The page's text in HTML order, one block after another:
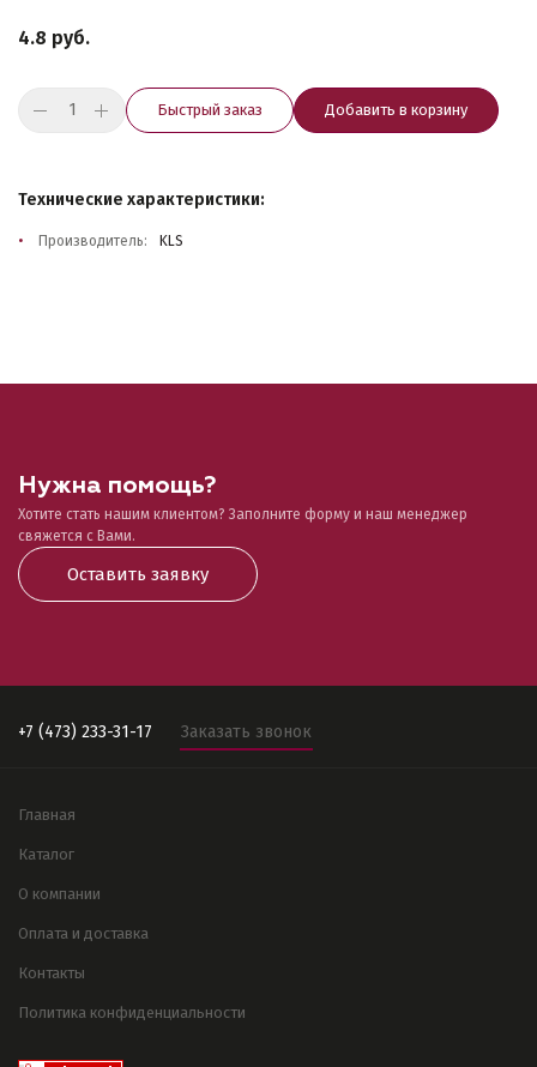
4.8 руб.
Добавить в корзину
Быстрый заказ
Технические характеристики:
Производитель: KLS
Нужна помощь?
Хотите стать нашим клиентом? Заполните форму и наш менеджер
свяжется с Вами.
Оставить заявку
+7 (473) 233-31-17 Заказать звонок
Главная
Каталог
О компании
Оплата и доставка
Контакты
Политика конфиденциальности